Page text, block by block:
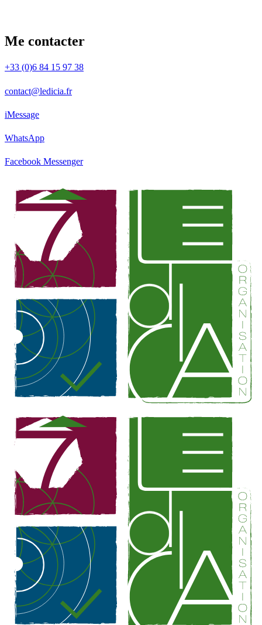
Me contacter
+33 (0)6 84 15 97 38
contact@ledicia.fr
iMessage
WhatsApp
Facebook Messenger